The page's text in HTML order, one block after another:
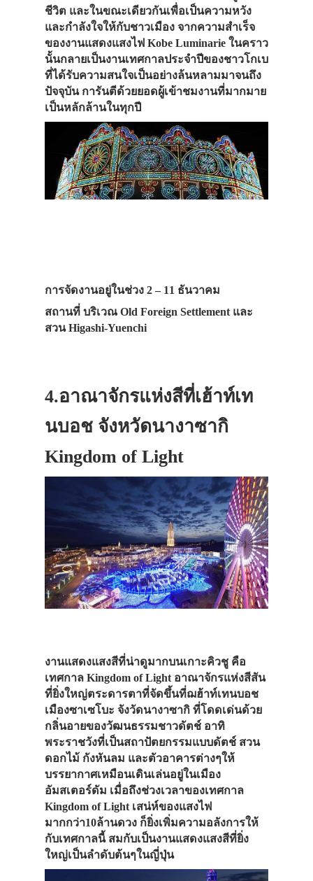
ชีวิต และในขณะเดียวกันเพื่อเป็นความหวัง
และกำลังใจให้กับชาวเมือง จากความสำเร็จ
ของงานแสดงแสงไฟ Kobe Luminarie ในคราว
นั้นกลายเป็นงานเทศกาลประจำปีของชาวโกเบ
ที่ได้รับความสนใจเป็นอย่างล้นหลามมาจนถึง
ปัจจุบัน การันตีด้วยยอดผู้เข้าชมงานที่มากมาย
เป็นหลักล้านในทุกปี
การจัดงานอยู่ในช่วง 2 – 11 ธันวาคม
สถานที่ บริเวณ Old Foreign Settlement และ
สวน Higashi-Yuenchi
4.อาณาจักรแห่งสีที่เฮ้าท์เท
นบอช จังหวัดนางาซากิ
Kingdom of Light
งานแสดงแสงสีที่น่าดูมากบนเกาะคิวชู คือ
เทศกาล Kingdom of Light อาณาจักรแห่งสีสัน
ที่ยิ่งใหญ่ตระดารตาที่จัดขึ้นที่ฌฮ้าท์เทนบอช
เมืองซาเซโบะ จังวัดนางาซากิ ที่โดดเด่นด้วย
กลิ่นอายของวัฒนธรรมชาวดัตช์ อาทิ
พระราชวังที่เป็นสถาปัตยกรรมแบบดัตช์ สวน
ดอกไม้ กังหันลม และตัวอาคารต่างๆให้
บรรยากาศเหมือนเดินเล่นอยู่ในเมือง
อัมสเตอร์ดัม เมื่อถึงช่วงเวลาของเทศกาล
Kingdom of Light เสน่ห์ของแสงไฟ
มากกว่า10ล้านดวง ก็ยิ่งเพิ่มความอลังการให้
กับเทศกาลนี้ สมกับเป็นงานแสดงแสงสีที่ยิ่ง
ใหญ่เป็นลำดับต้นๆในญี่ปุ่น
ประเทศญี่ปุ่น
โตเกียว
ชินจุกุ
โอซาก้า
ฮอกไกโด
เกียวโต
จังหวัดอื่นๆ
เที่ยวญี่ปุ่นด้ว
เอง
ความงาม
เสริมสวย
เครื่องสำอางค์
ทำเล็บ
ร้านอาหาร
ร้านสำหรับ